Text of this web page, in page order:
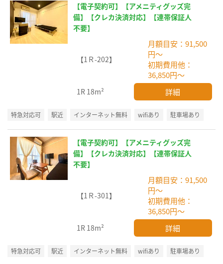
【電子契約可】【アメニティグッズ完
備】【クレカ決済対応】【連帯保証人
不要】
【1Ｒ-202】
月額目安：91,500
円～
初期費用他：
36,850円～
1R 18m² 詳細
特急対応可 駅近 インターネット無料 wifiあり 駐車場あり
【電子契約可】【アメニティグッズ完
備】【クレカ決済対応】【連帯保証人
不要】
【1Ｒ-301】
月額目安：91,500
円～
初期費用他：
36,850円～
1R 18m² 詳細
特急対応可 駅近 インターネット無料 wifiあり 駐車場あり